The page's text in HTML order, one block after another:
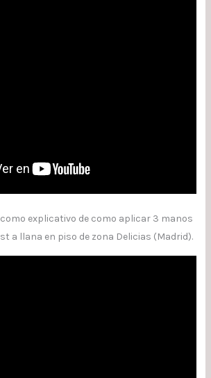
explicativo de como aplicar 3 manos
a llana en piso de zona Delicias (Madrid).